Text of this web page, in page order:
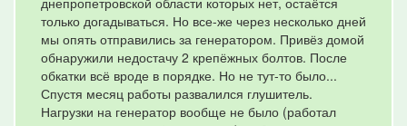
только догадываться. Но все-же через несколько дней
мы опять отправились за генератором. Привёз домой
обнаружили недостачу 2 крепёжных болтов. После
обкатки всё вроде в порядке. Но не тут-то было...
Спустя месяц работы развалился глушитель.
Нагрузки на генератор вообще не было (работал